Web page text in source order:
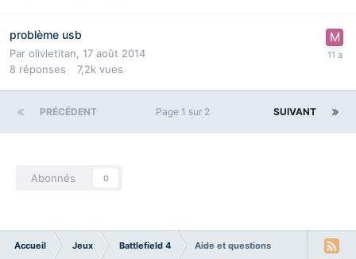
problème usb
Par olivletitan 17 août 2014
8 réponses 7,2k vues
PRÉCÉDENT SUIVANT
Page 1 sur 2
Abonnés 0
Accueil Jeux Battlefield 4 Aide et questions